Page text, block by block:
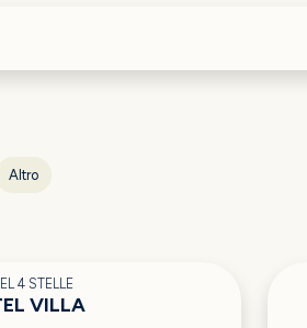
Altro
4 STELLE
VILLA